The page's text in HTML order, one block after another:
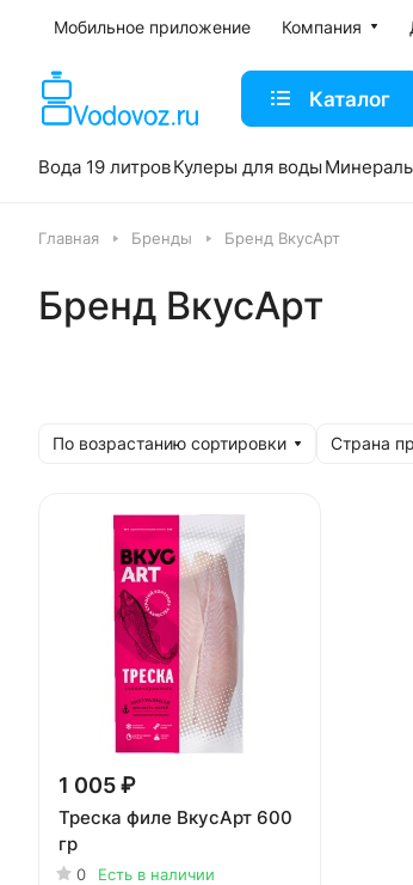
Мобильное приложение Компания
Каталог
Вода 19 литровКулеры для воды
Главная Бренды Бренд ВкусАрт
Бренд ВкусАрт
По возрастанию сортировки Страна
1 005 ₽
Треска филе ВкусАрт 600
гр
0
Есть в наличии